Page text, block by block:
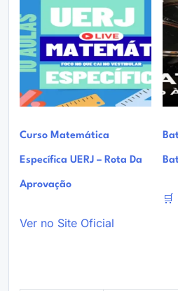
Curso Matemática
Específica UERJ – Rota Da
Aprovação
Ver no Site Oficial